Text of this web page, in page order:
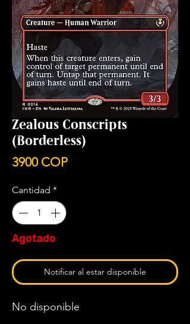
Zealous Conscripts
(Borderless)
3900 COPPrecio
Cantidad *
Agotado
Notificar al estar disponible
No disponible